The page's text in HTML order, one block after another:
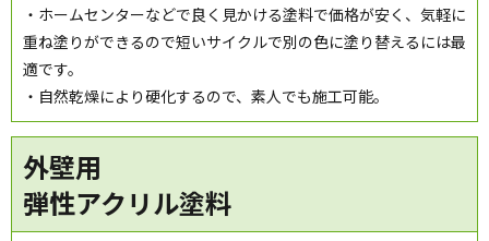
・ホームセンターなどで良く見かける塗料で価格が安く、気軽に
重ね塗りができるので短いサイクルで別の色に塗り替えるには最
適です。
・自然乾燥により硬化するので、素人でも施工可能。
外壁用
弾性アクリル塗料